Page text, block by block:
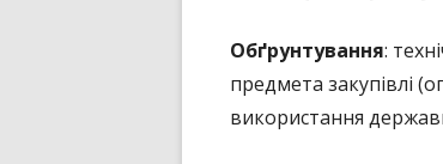
ПУБЛІЧНИЙ ДОГОВІР
Обґрунтування:
предмета закупівлі
використання